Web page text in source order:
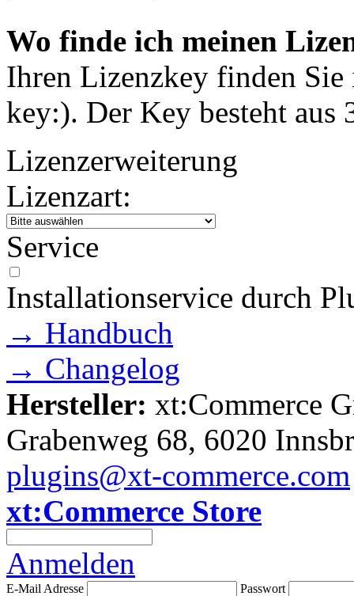
Wo finde ich meinen
Ihren Lizenzkey finden
key:). Der Key besteht aus
Lizenzerweiterung
Lizenzart:
Service
Installationservice durch
→ Handbuch
→ Changelog
Hersteller: xt:Commerce
Grabenweg 68, 6020
plugins@xt-commerce.com
xt:Commerce Store
Anmelden
E-Mail Adresse
Passwort